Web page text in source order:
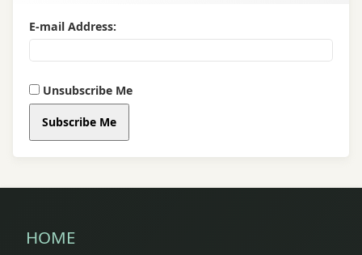
E-mail Address:
Unsubscribe Me
Subscribe Me
HOME